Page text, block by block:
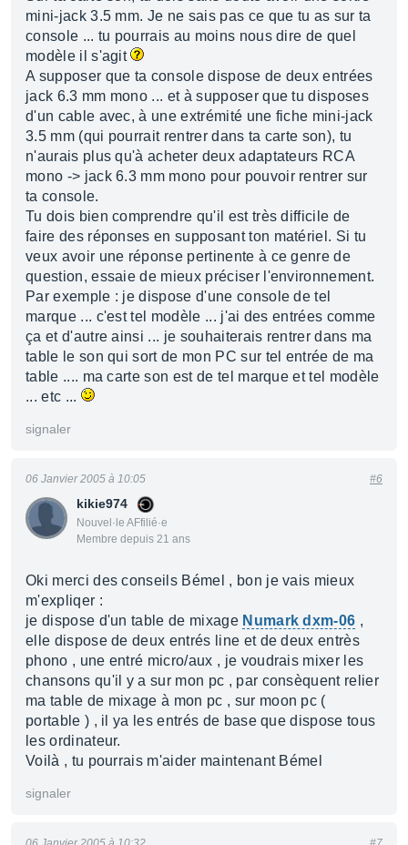
mini-jack 3.5 mm. Je ne sais pas ce que tu as sur ta
console ... tu pourrais au moins nous dire de quel
modèle il s'agit
A supposer que ta console dispose de deux entrées
jack 6.3 mm mono ... et à supposer que tu disposes
d'un cable avec, à une extrémité une fiche mini-jack
3.5 mm (qui pourrait rentrer dans ta carte son), tu
n'aurais plus qu'à acheter deux adaptateurs RCA
mono -> jack 6.3 mm mono pour pouvoir rentrer sur
ta console.
Tu dois bien comprendre qu'il est très difficile de
faire des réponses en supposant ton matériel. Si tu
veux avoir une réponse pertinente à ce genre de
question, essaie de mieux préciser l'environnement.
Par exemple : je dispose d'une console de tel
marque ... c'est tel modèle ... j'ai des entrées comme
ça et d'autre ainsi ... je souhaiterais rentrer dans ma
table le son qui sort de mon PC sur tel entrée de ma
table .... ma carte son est de tel marque et tel modèle
... etc ...
signaler
kikie974
Nouvel·le AFfilié·e
Membre depuis 21 ans
06 Janvier 2005 à 10:05 #6
Oki merci des conseils Bémel , bon je vais mieux
m'expliqer :
je dispose d'un table de mixage Numark dxm-06 ,
elle dispose de deux entrés line et de deux entrès
phono , une entré micro/aux , je voudrais mixer les
chansons qu'il y a sur mon pc , par consèquent relier
ma table de mixage à mon pc , sur moon pc (
portable ) , il ya les entrés de base que dispose tous
les ordinateur.
Voilà , tu pourrais m'aider maintenant Bémel
signaler